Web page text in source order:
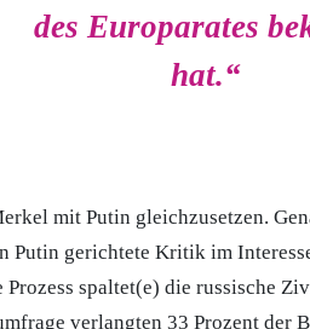
des Europarates
hat.“
mit Putin gleichzusetzen.
Putin gerichtete Kritik im
Prozess spaltet(e) die russische
verlangten 33 Prozent der